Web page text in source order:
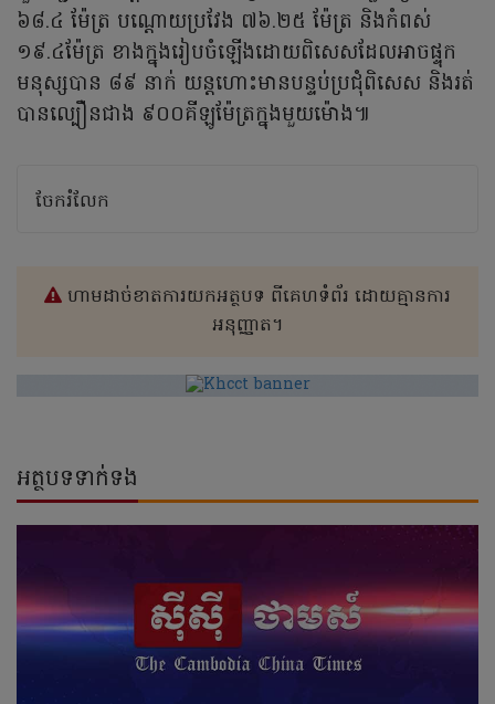
៦៨.៤ ម៉ែត្រ បណ្តោយប្រវែង ៧៦.២៥ ម៉ែត្រ និងកំពស់
១៩.៤ម៉ែត្រ ខាងក្នុងរៀបចំឡើងដោយពិសេសដែលអាចផ្ទុក
មនុស្សបាន ៨៩ នាក់ យន្តហោះមានបន្ទប់ប្រជុំពិសេស និងរត់
បានល្បឿនជាង ៩០០គីឡូម៉ែត្រក្នុងមួយម៉ោង៕
ចែករំលែក
ហាមដាច់ខាតការយកអត្ថបទ ពីគេហទំព័រ ដោយគ្មានការ
អនុញ្ញាត។
អត្ថបទទាក់ទង